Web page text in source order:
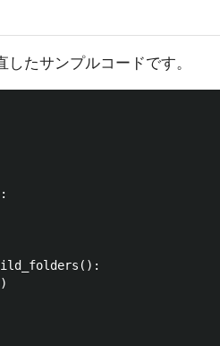
したサンプルコードです。